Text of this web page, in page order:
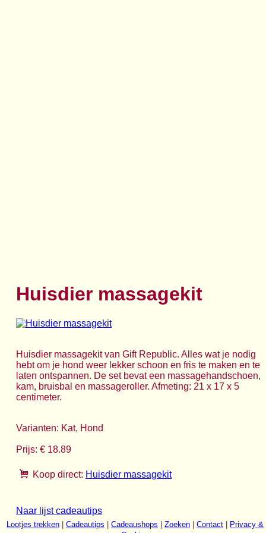
Huisdier massagekit
Huisdier massagekit van Gift Republic. Alles wat je nodig
hebt om je hond weer lekker schoon en fris te maken en te
laten ontspannen. De set bevat een massagehandschoen,
kam, bruisbal en massageroller. Afmeting: 21 x 17 x 5
centimeter.
Varianten: Kat, Hond
Prijs: € 18.89
Koop direct: Huisdier massagekit
Naar lijst cadeautips
Lootjes trekken Cadeautips Cadeaushops Zoeken Contact
Privacy &